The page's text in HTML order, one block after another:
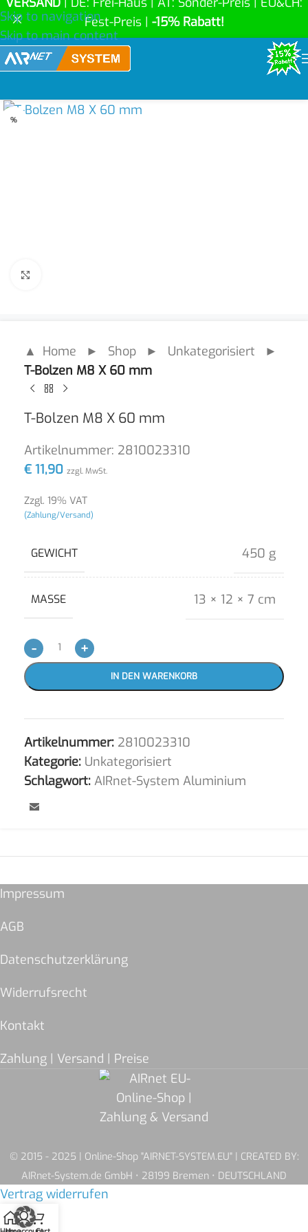
Skip to navigation
Skip to main content
Fest-Preis | -15% Rabatt!
%
▲ Home ► Shop ► Unkategorisiert ►
T-Bolzen M8 X 60 mm
T-Bolzen M8 X 60 mm
Artikelnummer: 2810023310
€ 11,90 zzgl. MwSt.
Zzgl. 19% VAT
(Zahlung/Versand)
GEWICHT 450 g
MASSE 13 × 12 × 7 cm
- +
IN DEN WARENKORB
Artikelnummer: 2810023310
Kategorie: Unkategorisiert
Schlagwort: AIRnet-System Aluminium
Impressum
AGB
Datenschutzerklärung
Widerrufsrecht
Kontakt
Zahlung | Versand | Preise
© 2015 - 2025 | Online-Shop "AIRNET-SYSTEM.EU" | CREATED BY:
AIRnet-System.de GmbH • 28199 Bremen • DEUTSCHLAND
Vertrag widerrufen